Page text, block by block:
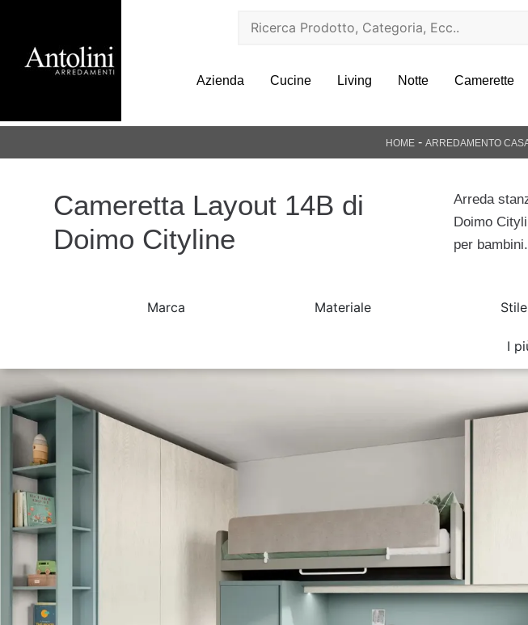
Azienda Cucine Living Notte Camerette
HOME - ARREDAMENTO
Cameretta Layout 14B di
Doimo Cityline
Arreda
Doimo
per bambini.
Marca Materiale Stile
I